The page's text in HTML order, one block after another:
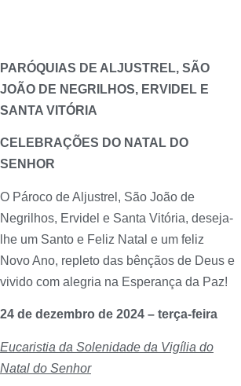
PARÓQUIAS DE ALJUSTREL, SÃO
JOÃO DE NEGRILHOS, ERVIDEL E
SANTA VITÓRIA
CELEBRAÇÕES DO NATAL DO
SENHOR
O Pároco de Aljustrel, São João de
Negrilhos, Ervidel e Santa Vitória, deseja-
lhe um Santo e Feliz Natal e um feliz
Novo Ano, repleto das bênçãos de Deus e
vivido com alegria na Esperança da Paz!
24 de dezembro de 2024 – terça-feira
Eucaristia da Solenidade da Vigília do
Natal do Senhor